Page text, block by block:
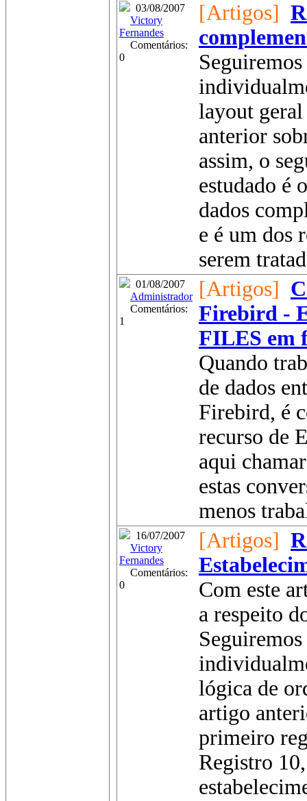
03/08/2007
Victory
Fernandes
Comentários:
0
[Artigos]
layout
anterior
assim, o
estudado é
dados
e é um dos
serem
01/08/2007
Administrador
Comentários:
1
[Artigos]
Firebird -
FILES em
Quando
de dados
Firebird, é
recurso de
aqui
estas
menos
16/07/2007
Victory
Fernandes
Comentários:
0
[Artigos]
Com este
a respeito
lógica de
artigo
primeiro
Registro